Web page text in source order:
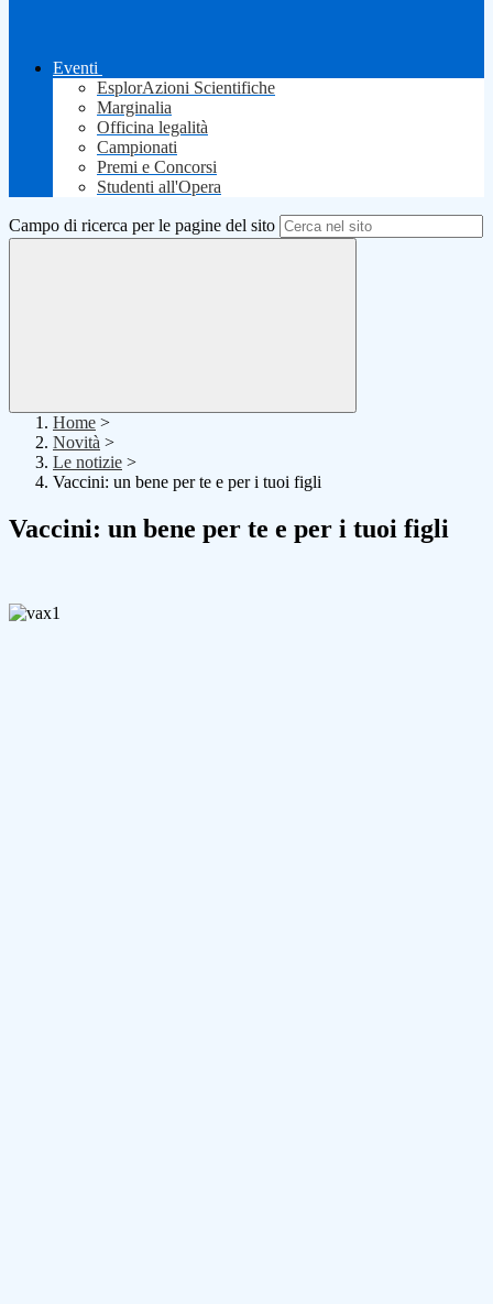
Eventi
EsplorAzioni Scientifiche
Marginalia
Officina legalità
Campionati
Premi e Concorsi
Studenti all'Opera
Campo di ricerca per le pagine del sito
Home >
Novità >
Le notizie >
Vaccini: un bene per te e per i tuoi figli
Vaccini: un bene per te e per i tuoi figli